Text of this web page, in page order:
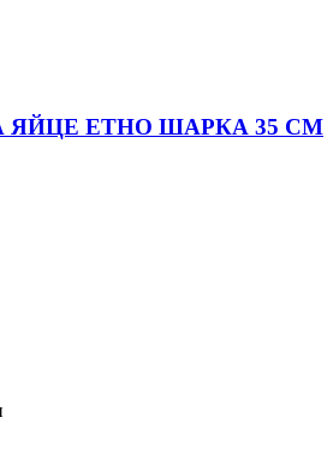
ЯЙЦЕ ЕТНО ШАРКА 35 СМ